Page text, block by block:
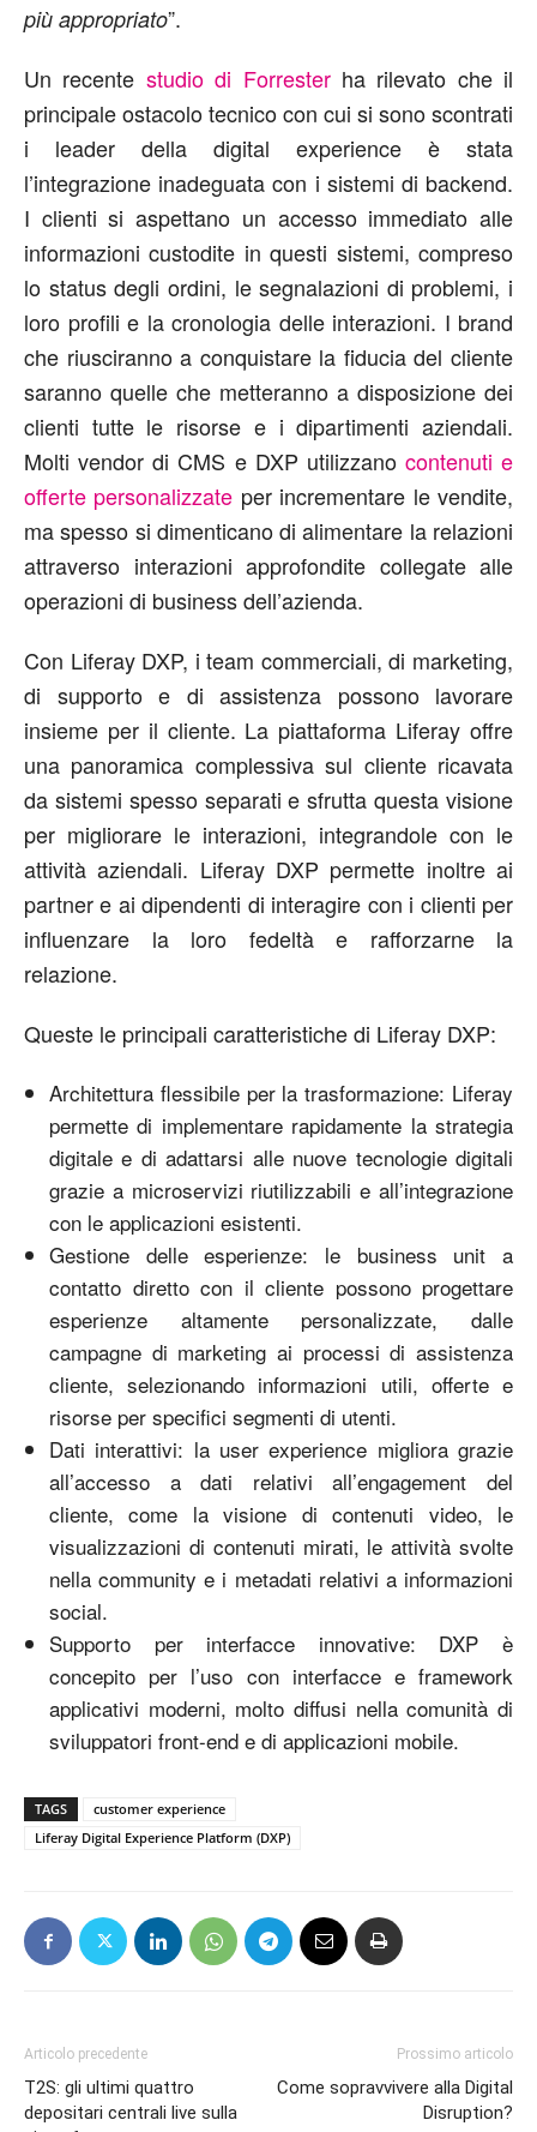
più appropriato”.
Un recente studio di Forresterha rilevato che il
principale ostacolo tecnico con cui si sono scontrati
i leader della digital experience è stata
l’integrazione inadeguata con i sistemi di backend.
I clienti si aspettano un accesso immediato alle
informazioni custodite in questi sistemi, compreso
lo status degli ordini, le segnalazioni di problemi, i
loro profili e la cronologia delle interazioni. I brand
che riusciranno a conquistare la fiducia del cliente
saranno quelle che metteranno a disposizione dei
clienti tutte le risorse e i dipartimenti aziendali.
Molti vendor di CMS e DXP utilizzano contenuti e
offerte personalizzate per incrementare le vendite,
ma spesso si dimenticano di alimentare la relazioni
attraverso interazioni approfondite collegate alle
operazioni di business dell’azienda.
Con Liferay DXP, i team commerciali, di marketing,
di supporto e di assistenza possono lavorare
insieme per il cliente. La piattaforma Liferay offre
una panoramica complessiva sul cliente ricavata
da sistemi spesso separati e sfrutta questa visione
per migliorare le interazioni, integrandole con le
attività aziendali. Liferay DXP permette inoltre ai
partner e ai dipendenti di interagire con i clienti per
influenzare la loro fedeltà e rafforzarne la
relazione.
Queste le principali caratteristiche di Liferay DXP:
Architettura flessibile per la trasformazione: Liferay
permette di implementare rapidamente la strategia
digitale e di adattarsi alle nuove tecnologie digitali
grazie a microservizi riutilizzabili e all’integrazione
con le applicazioni esistenti.
Gestione delle esperienze: le business unit a
contatto diretto con il cliente possono progettare
esperienze altamente personalizzate, dalle
campagne di marketing ai processi di assistenza
cliente, selezionando informazioni utili, offerte e
risorse per specifici segmenti di utenti.
Dati interattivi: la user experience migliora grazie
all’accesso a dati relativi all’engagement del
cliente, come la visione di contenuti video, le
visualizzazioni di contenuti mirati, le attività svolte
nella community e i metadati relativi a informazioni
social.
Supporto per interfacce innovative: DXP è
concepito per l’uso con interfacce e framework
applicativi moderni, molto diffusi nella comunità di
sviluppatori front-end e di applicazioni mobile.
TAGS
customer experience
Liferay Digital Experience Platform (DXP)
Articolo precedente
T2S: gli ultimi quattro
depositari centrali live sulla
Prossimo articolo
Come sopravvivere alla Digital
Disruption?